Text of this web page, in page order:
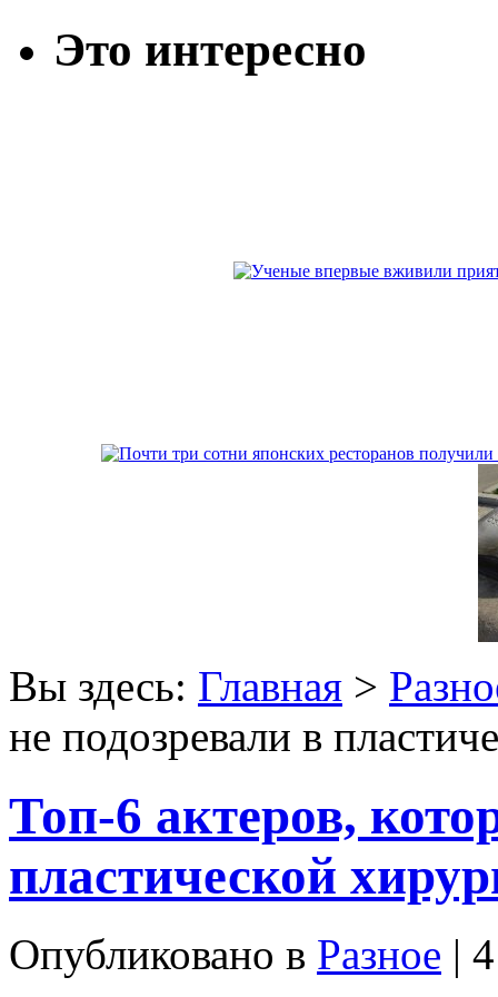
Это интересно
Вы здесь: Главная >
не подозревали в
Топ-6 актеров,
пластической
Опубликовано в Разное |